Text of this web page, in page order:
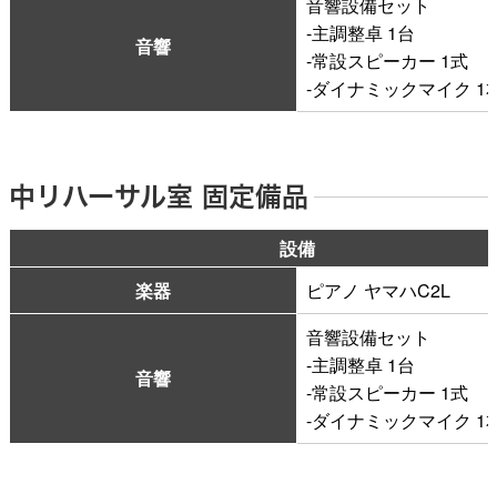
音響
-主調整卓 1台
-常設スピーカー 1式
-ダイナミックマイク 1
中リハーサル室 固定備品
設備
楽器
ピアノ ヤマハC2L
音響
音響設備セット
-主調整卓 1台
-常設スピーカー 1式
-ダイナミックマイク 1